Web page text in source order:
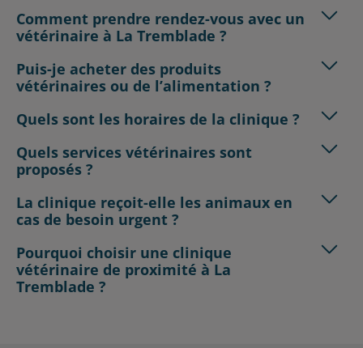
Comment prendre rendez-vous avec un
vétérinaire à La Tremblade ?
Puis-je acheter des produits
vétérinaires ou de l’alimentation ?
Quels sont les horaires de la clinique ?
Quels services vétérinaires sont
proposés ?
La clinique reçoit-elle les animaux en
cas de besoin urgent ?
Pourquoi choisir une clinique
vétérinaire de proximité à La
Tremblade ?